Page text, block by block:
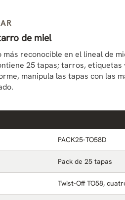
de miel
más reconocible en el lineal de
25 tapas; tarros,
manipula las tapas con las
PACK25-TO58D
Pack de 25 tapas
Twist-Off TO58,